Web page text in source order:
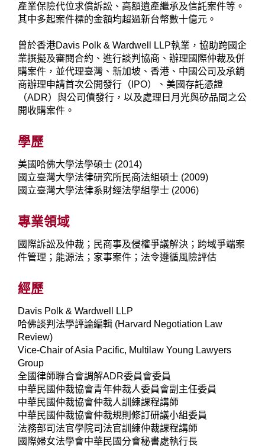
產業保險代位求償訴訟、高額遺產繼承及信託案件等。
其中多起案件標的金額均超過新台幣數十億元。
曾於香港Davis Polk & Wardwell LLP執業，協助跨國企
業撰擬及審閱合約、進行談判協商、辦理國際仲裁及併
購案件，並代理臺灣、新加坡、香港、中國公司及承銷
商辦理申請首次公開發行（IPO）、美國存託憑證
（ADR）與公司債發行，以及處理日月光與矽品間之公
開收購案件。
學歷
美國哈佛大學法學碩士 (2014)
國立臺灣大學法律研究所民商法組碩士 (2009)
國立臺灣大學法律系財經法學組學士 (2006)
專業領域
國際訴訟及仲裁；民商事及侵權爭議解決；跨域爭端案
件管理；能源法；家事案件；法令遵循風險評估
經歷
Davis Polk & Wardwell LLP
哈佛談判法學評論編輯 (Harvard Negotiation Law
Review)
Vice-Chair of Asia Pacific, Multilaw Young Lawyers
Group
全國律師聯合會調解ADR委員會委員
中華民國仲裁協會青年仲裁人委員會副主任委員
中華民國仲裁協會仲裁人訓練課程講師
中華民國仲裁協會仲裁規則修訂研議小組委員
法務部司法官學院司法官訓練仲裁課程講師
國際婦女法學會中華民國分會秘書處執行長